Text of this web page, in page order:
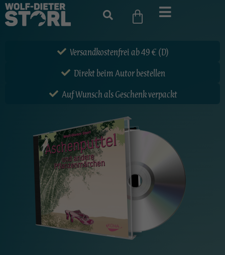
Versandkostenfrei ab 49 € (D)
Direkt beim Autor bestellen
Auf Wunsch als Geschenk verpackt